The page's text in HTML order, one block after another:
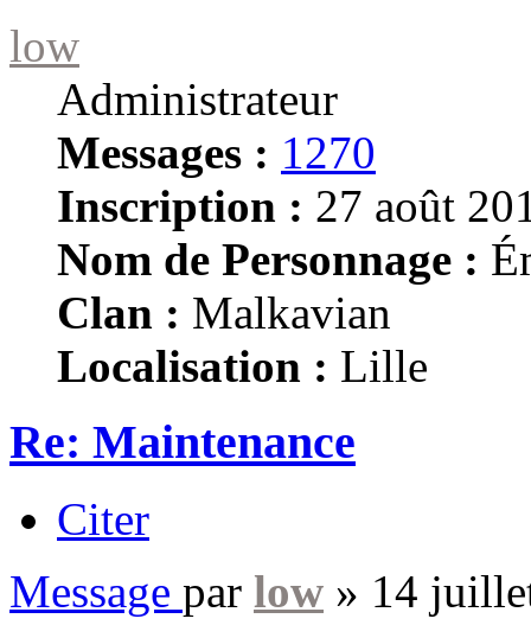
low
Administrateur
Messages : 1270
Inscription : 27 août
Nom de Personnage :
Clan : Malkavian
Localisation : Lille
Re: Maintenance
Citer
Message par low » 14